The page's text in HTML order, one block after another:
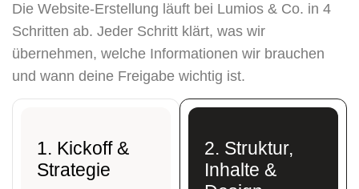
Die Website-Erstellung läuft bei Lumios & Co. in 4
Schritten ab. Jeder Schritt klärt, was wir
übernehmen, welche Informationen wir brauchen
und wann deine Freigabe wichtig ist.
1. Kickoff &
Strategie
2. Struktur,
Inhalte &